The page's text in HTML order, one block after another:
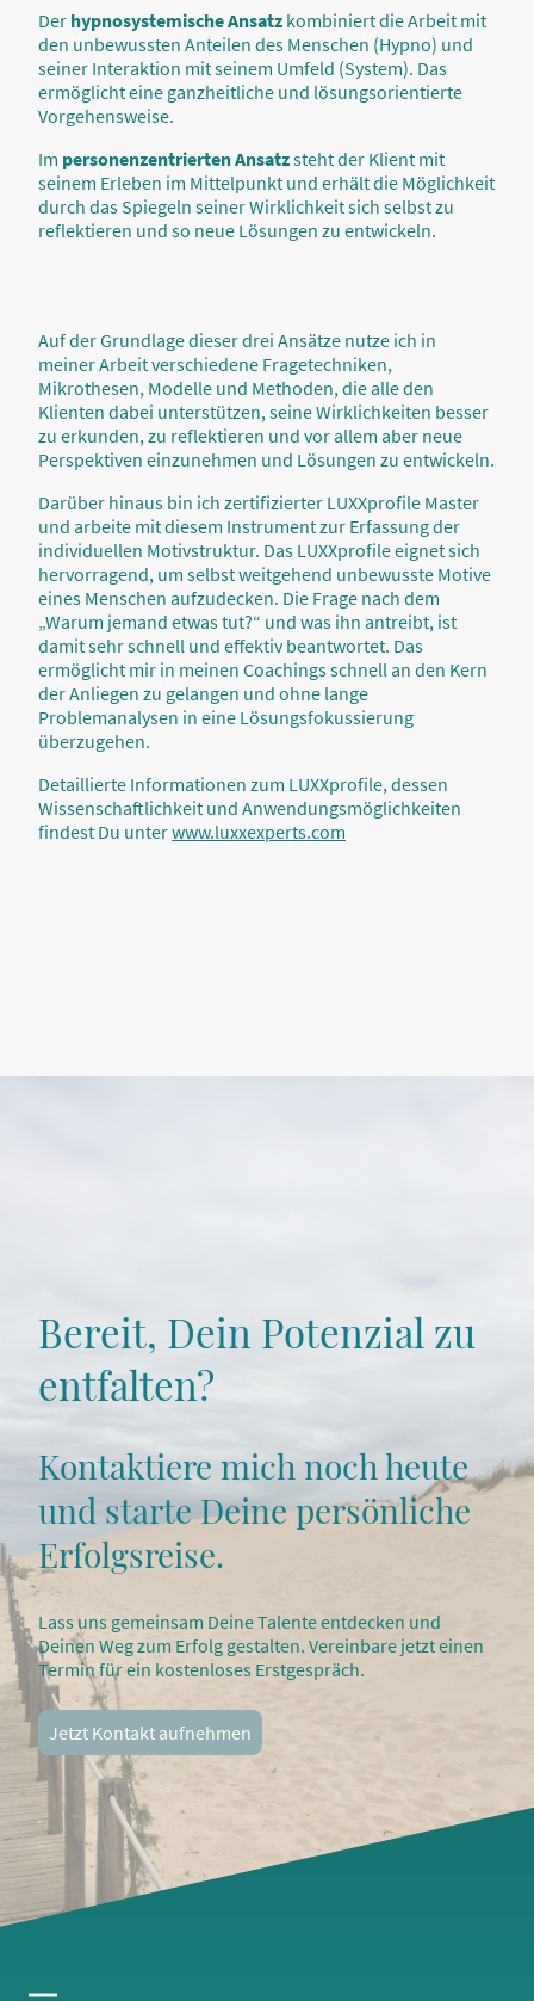
Der hypnosystemische Ansatz kombiniert die Arbeit mit
den unbewussten Anteilen des Menschen (Hypno) und
seiner Interaktion mit seinem Umfeld (System). Das
ermöglicht eine ganzheitliche und lösungsorientierte
Vorgehensweise.
Im personenzentrierten Ansatzsteht der Klient mit
seinem Erleben im Mittelpunkt und erhält die Möglichkeit
durch das Spiegeln seiner Wirklichkeit sich selbst zu
reflektieren und so neue Lösungen zu entwickeln.
Auf der Grundlage dieser drei Ansätze nutze ich in
meiner Arbeit verschiedene Fragetechniken,
Mikrothesen, Modelle und Methoden, die alle den
Klienten dabei unterstützen, seine Wirklichkeiten besser
zu erkunden, zu reflektieren und vor allem aber neue
Perspektiven einzunehmen und Lösungen zu entwickeln.
Darüber hinaus bin ich zertifizierter LUXXprofile Master
und arbeite mit diesem Instrument zur Erfassung der
individuellen Motivstruktur. Das LUXXprofile eignet sich
hervorragend, um selbst weitgehend unbewusste Motive
eines Menschen aufzudecken. Die Frage nach dem
„Warum jemand etwas tut?“ und was ihn antreibt, ist
damit sehr schnell und effektiv beantwortet. Das
ermöglicht mir in meinen Coachings schnell an den Kern
der Anliegen zu gelangen und ohne lange
Problemanalysen in eine Lösungsfokussierung
überzugehen.
Detaillierte Informationen zum LUXXprofile, dessen
Wissenschaftlichkeit und Anwendungsmöglichkeiten
findest Du unterwww.luxxexperts.com
Bereit, Dein Potenzial zu
entfalten?
Kontaktiere mich noch heute
und starte Deine persönliche
Erfolgsreise.
Lass uns gemeinsam Deine Talente entdecken und
Deinen Weg zum Erfolg gestalten. Vereinbare jetzt einen
Termin für ein kostenloses Erstgespräch.
Jetzt Kontakt aufnehmen